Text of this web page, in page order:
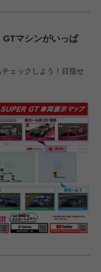
マシンがいっぱ
ェックしよう！目指せ